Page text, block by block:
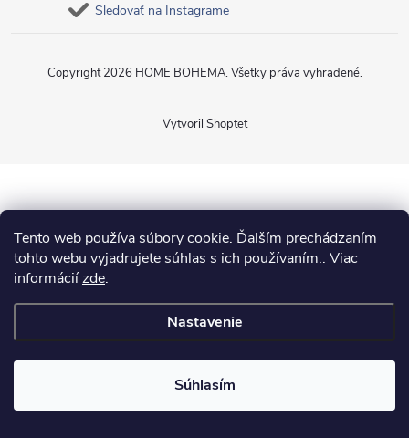
Tento web používa súbory cookie. Ďalším prechádzaním
tohto webu vyjadrujete súhlas s ich používaním.. Viac
informáciízde.
Nastavenie
Súhlasím
Sledovať na Instagrame
Vytvoril Shoptet
Copyright 2026 HOME BOHEMA. Všetky práva vyhradené.